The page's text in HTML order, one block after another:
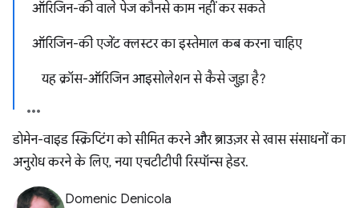
ऑरिजिन-की वाले पेज कौनसे काम नहीं कर सकते
ऑरिजिन-की एजेंट क्लस्टर का इस्तेमाल कब करना चाहिए
यह क्रॉस-ऑरिजिन आइसोलेशन से कैसे जुड़ा है?
डोमेन-वाइड स्क्रिप्टिंग को सीमित करने और ब्राउज़र से खास संसाधनों का
अनुरोध करने के लिए, नया एचटीटीपी रिस्पॉन्स हेडर.
Domenic Denicola